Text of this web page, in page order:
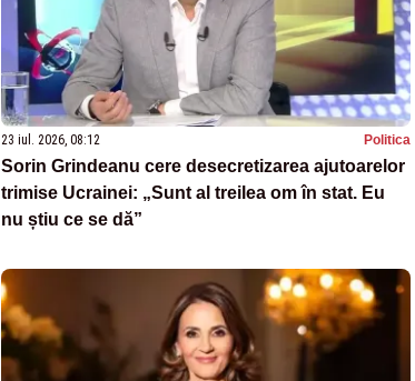
23 iul. 2026, 08:12 Politica
Sorin Grindeanu cere desecretizarea ajutoarelor
trimise Ucrainei: „Sunt al treilea om în stat. Eu
nu știu ce se dă”